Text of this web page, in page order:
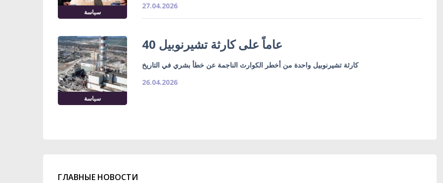
سياسة
27.04.2026
سياسة
40 عاماً على كارثة تشيرنوبيل
كارثة تشيرنوبيل واحدة من أخطر الكوارث الناجمة عن خطأ بشري في التاريخ
26.04.2026
ГЛАВНЫЕ НОВОСТИ